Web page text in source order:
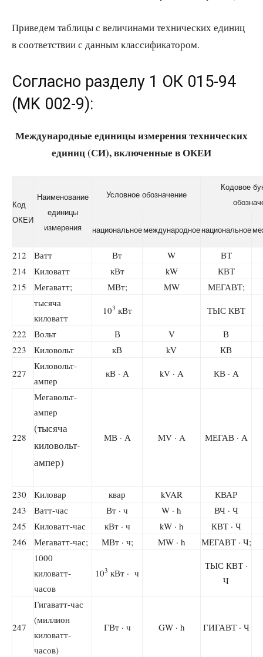
Приведем таблицы с величинами технических единиц
в соответствии с данным классификатором.
Согласно разделу 1 ОК 015-94
(MK 002-9):
Международные единицы измерения технических
единиц (СИ), включенные в ОКЕИ
Код
ОКЕ И
Наименование
единицы
измерения
Условное обозначение
Кодовое
национальное международное национальное
212 Ватт Вт W
ВТ
214
Киловатт кВт kW
КВТ
215
Мегаватт; МВт; MW
МЕГАВТ;
тысяча
киловатт
103 кВт
ТЫС КВТ
222
Вольт В V
В
223
Киловольт кВ kV
КВ
227
Киловольт-
ампер
кВ · А kV · A КВ · А
228
Мегавольт-
ампер
(тысяча
киловольт-
ампер)
МВ · А MV · A МЕГАВ · А
230 Киловар квар kVAR
КВАР
243
Ватт-час Вт · ч W · h
ВЧ · Ч
245
Киловатт-час кВт · ч kW · h
КВТ · Ч
246
Мегаватт-час; МВт · ч; MW · h
МЕГАВТ · Ч;
1000
киловатт-
часов
103 кВт · ч
ТЫС КВТ ·
Ч
247
Гигаватт-час
(миллион
киловатт-
часов)
ГВт · ч GW · h ГИГАВТ · Ч